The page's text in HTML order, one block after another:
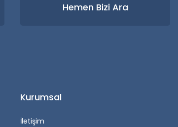
Hemen Bizi Ara
Kurumsal
İletişim